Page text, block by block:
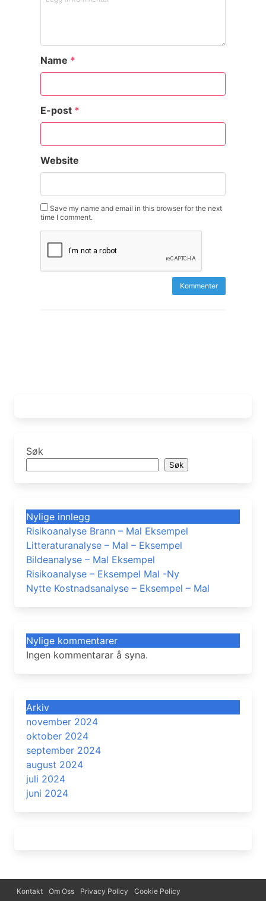
Name *
E-post *
Website
Save my name and email in this browser for the next
time I comment.
Søk
Søk
Nylige innlegg
Risikoanalyse Brann – Mal Eksempel
Litteraturanalyse – Mal – Eksempel
Bildeanalyse – Mal Eksempel
Risikoanalyse – Eksempel Mal -Ny
Nytte Kostnadsanalyse – Eksempel – Mal
Nylige kommentarer
Ingen kommentarar å syna.
Arkiv
november 2024
oktober 2024
september 2024
august 2024
juli 2024
juni 2024
Kontakt Om Oss Privacy Policy Cookie Policy